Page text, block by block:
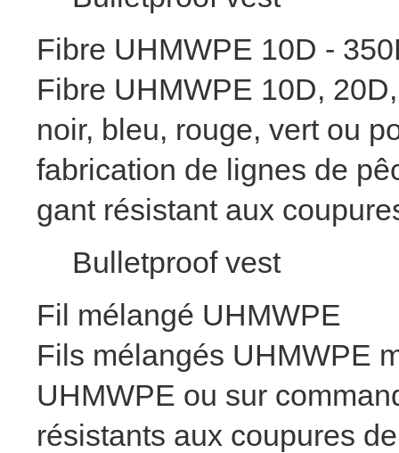
Fibre UHMWPE 10D -
Fibre UHMWPE 10D,
noir, bleu, rouge, vert ou
fabrication de lignes de
gant résistant aux
Bulletproof vest
Fil mélangé UHMWPE
Fils mélangés UHMWPE
UHMWPE ou sur
résistants aux coupures